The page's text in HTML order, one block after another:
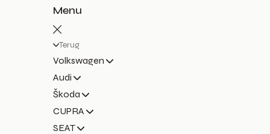
Menu
Terug
Volkswagen
Audi
Škoda
CUPRA
SEAT